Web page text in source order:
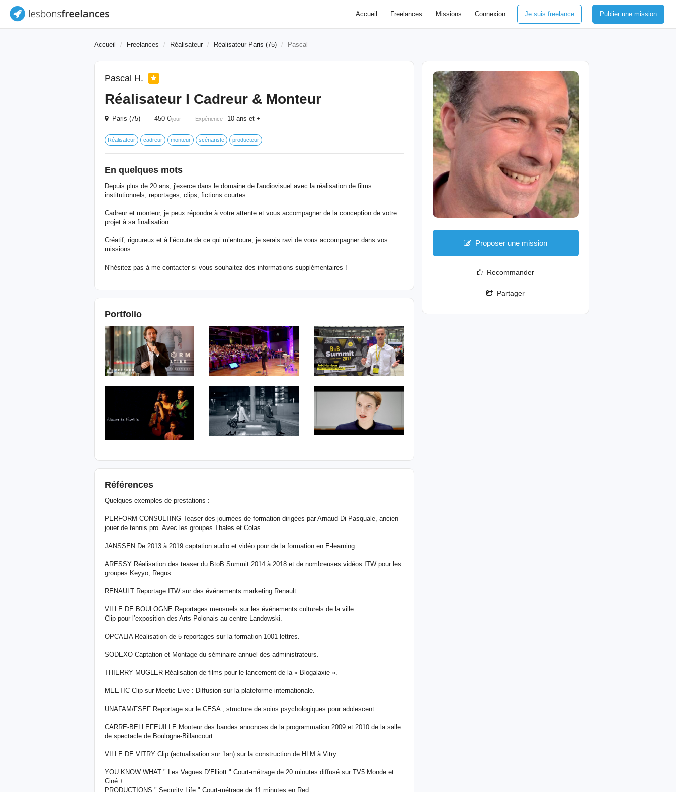
Accueil Freelances Missions Connexion Je suis freelance Publier une mission
Accueil Freelances Réalisateur Réalisateur Paris (75) Pascal
Pascal H.
Réalisateur I Cadreur & Monteur
Paris (75) 450 €/jour Expérience : 10 ans et +
Réalisateur cadreur monteur scénariste producteur
En quelques mots
Depuis plus de 20 ans, j'exerce dans le domaine de l'audiovisuel avec la réalisation de films
institutionnels, reportages, clips, fictions courtes.
Cadreur et monteur, je peux répondre à votre attente et vous accompagner de la conception de votre
projet à sa finalisation.
Créatif, rigoureux et à l’écoute de ce qui m’entoure, je serais ravi de vous accompagner dans vos
missions.
N'hésitez pas à me contacter si vous souhaitez des informations supplémentaires !
Portfolio
Références
Quelques exemples de prestations :
PERFORM CONSULTING Teaser des journées de formation dirigées par Arnaud Di Pasquale, ancien
jouer de tennis pro. Avec les groupes Thales et Colas.
JANSSEN De 2013 à 2019 captation audio et vidéo pour de la formation en E-learning
ARESSY Réalisation des teaser du BtoB Summit 2014 à 2018 et de nombreuses vidéos ITW pour les
groupes Keyyo, Regus.
RENAULT Reportage ITW sur des événements marketing Renault.
VILLE DE BOULOGNE Reportages mensuels sur les événements culturels de la ville.
Clip pour l’exposition des Arts Polonais au centre Landowski.
OPCALIA Réalisation de 5 reportages sur la formation 1001 lettres.
SODEXO Captation et Montage du séminaire annuel des administrateurs.
THIERRY MUGLER Réalisation de films pour le lancement de la « Blogalaxie ».
MEETIC Clip sur Meetic Live : Diffusion sur la plateforme internationale.
UNAFAM/FSEF Reportage sur le CESA ; structure de soins psychologiques pour adolescent.
CARRE-BELLEFEUILLE Monteur des bandes annonces de la programmation 2009 et 2010 de la salle
de spectacle de Boulogne-Billancourt.
VILLE DE VITRY Clip (actualisation sur 1an) sur la construction de HLM à Vitry.
YOU KNOW WHAT " Les Vagues D’Elliott " Court-métrage de 20 minutes diffusé sur TV5 Monde et
Ciné +
PRODUCTIONS " Security Life " Court-métrage de 11 minutes en Red.
Proposer une mission
Recommander
Partager